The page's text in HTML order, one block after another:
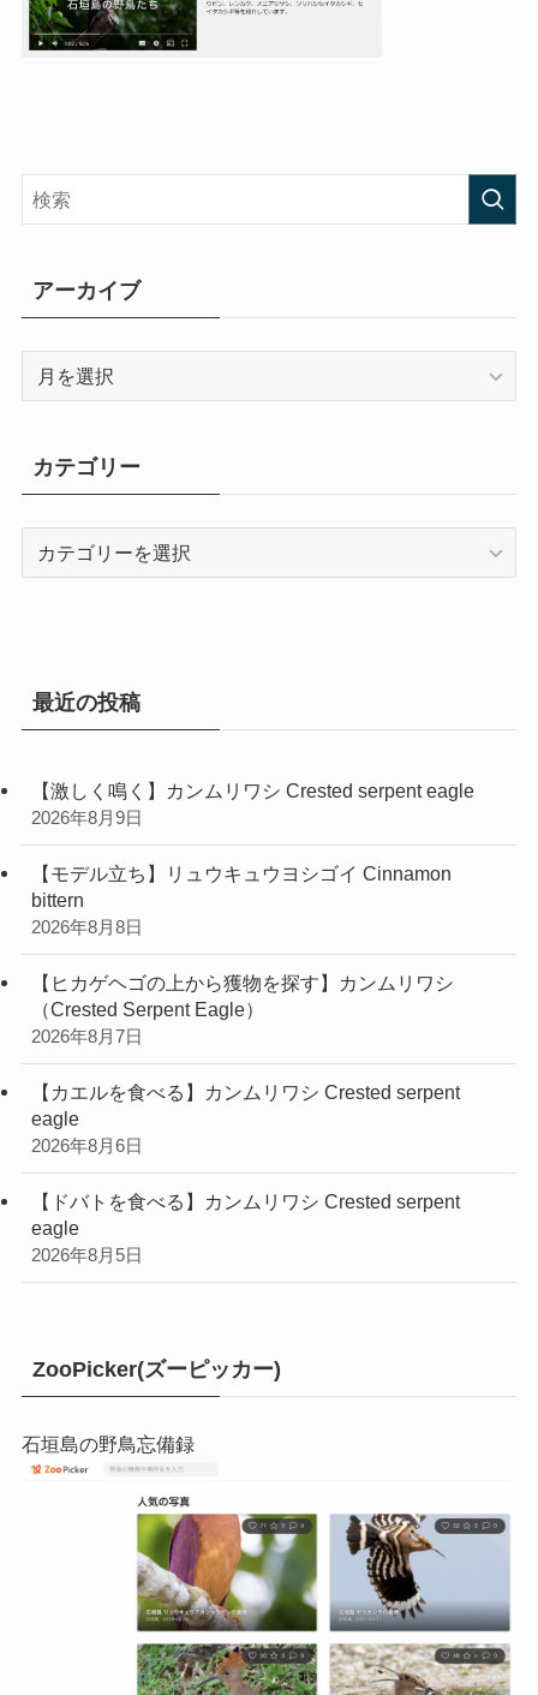
アーカイブ
ブ
カテゴリー
最近の投稿
【激しく鳴く】カンムリワシ Crested serpent eagle
2026年8月9日
【モデル立ち】リュウキュウヨシゴイ Cinnamon
bittern
2026年8月8日
【ヒカゲヘゴの上から獲物を探す】カンムリワシ
（Crested Serpent Eagle）
2026年8月7日
【カエルを食べる】カンムリワシ Crested serpent
eagle
2026年8月6日
【ドバトを食べる】カンムリワシ Crested serpent
eagle
2026年8月5日
ZooPicker(ズーピッカー)
石垣島の野鳥忘備録